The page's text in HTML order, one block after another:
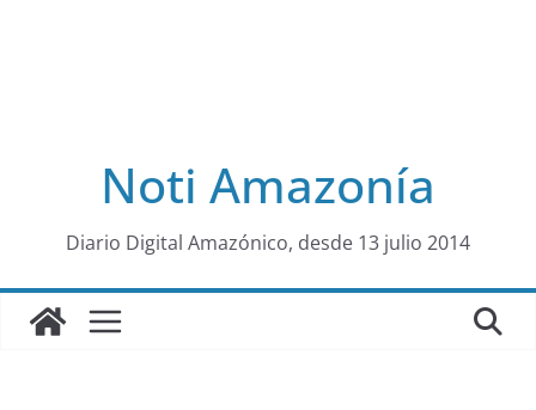
al
Noti Amazonía
Diario Digital Amazónico, desde 13 julio 2014